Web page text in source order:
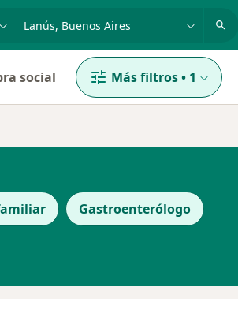
p. ej. Buenos Aires
social Más filtros• 1
Gastroenterólogo